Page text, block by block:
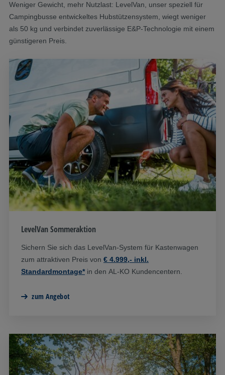
Weniger Gewicht, mehr Nutzlast: LevelVan, unser speziell für
Campingbusse entwickeltes Hubstützensystem, wiegt weniger
als 50 kg und verbindet zuverlässige E&P-Technologie mit einem
günstigeren Preis.
LevelVan Sommeraktion
Sichern Sie sich das LevelVan-System für Kastenwagen
zum attraktiven Preis von € 4.999,- inkl.
Standardmontage* in den AL-KO Kundencentern.
zum Angebot